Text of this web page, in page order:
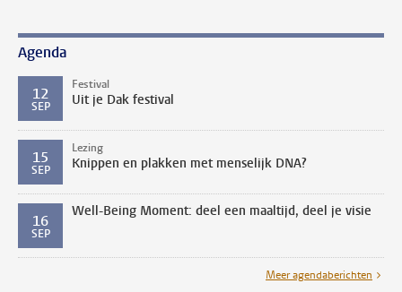
Agenda
12
SEP
Festival
Uit je Dak festival
15
SEP
Lezing
Knippen en plakken met menselijk DNA?
16
SEP
Well-Being Moment: deel een maaltijd, deel je visie
Meer agendaberichten